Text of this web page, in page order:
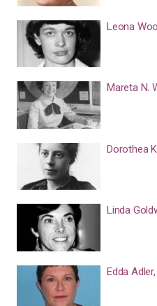
Leona
Mareta N.
Dorothea
Linda
Edda